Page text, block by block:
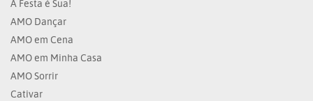
A Festa é Sua!
AMO Dançar
AMO em Cena
AMO em Minha Casa
AMO Sorrir
Cativar